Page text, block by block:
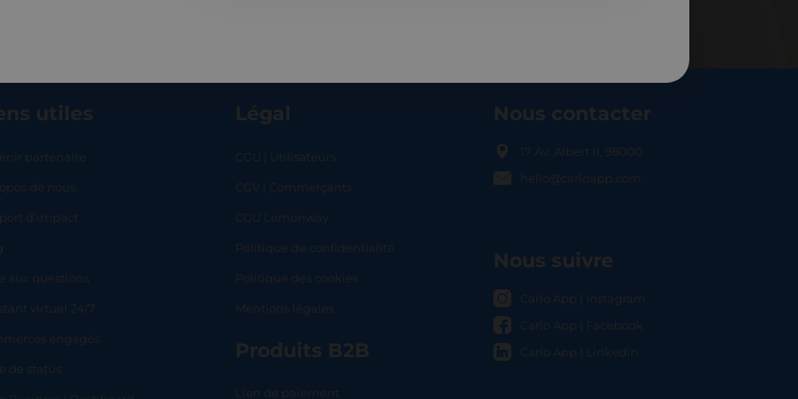
utiles
partenaire
de nous
d’impact
aux questions
virtuel 24/7
engagés
de status
Légal
CGU | Utilisateurs
CGV | Commerçants
CGU Lemonway
Politique de confidentialité
Politique des cookies
Mentions légales
Produits B2B
Lien de paiement
Nous contacter
17 Av. Albert II, 98000
hello@carloapp.com
Nous suivre
Carlo App | Instagram
Carlo App | Facebook
Carlo App | Linkedin
SHOPLOCAL